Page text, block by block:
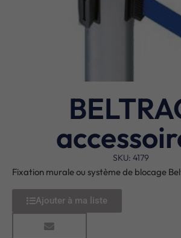
SKU: 4179
Fixation murale ou système de blocage
Ajouter à ma liste